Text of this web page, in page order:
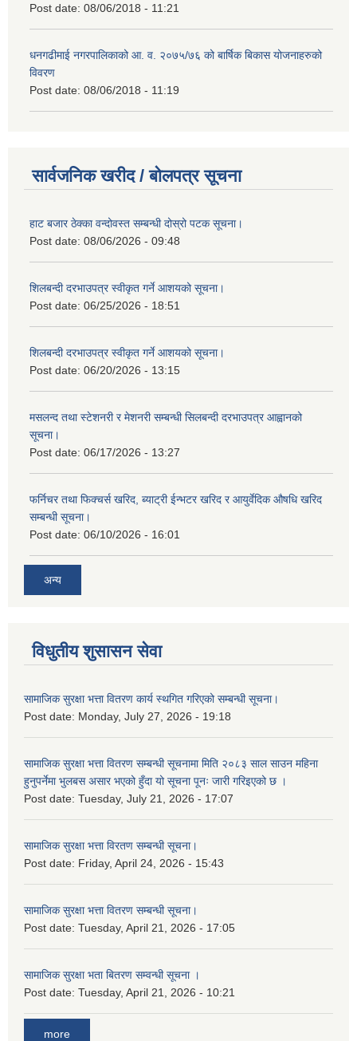
Post date: 08/06/2018 - 11:21
धनगढीमाई नगरपालिकाको आ. व. २०७५/७६ को बार्षिक बिकास योजनाहरुको
विवरण
Post date: 08/06/2018 - 11:19
सार्वजनिक खरीद / बोलपत्र सूचना
हाट बजार ठेक्का वन्दोवस्त सम्बन्धी दोस्रो पटक सूचना।
Post date: 08/06/2026 - 09:48
शिलबन्दी दरभाउपत्र स्वीकृत गर्ने आशयको सूचना।
Post date: 06/25/2026 - 18:51
शिलबन्दी दरभाउपत्र स्वीकृत गर्ने आशयको सूचना।
Post date: 06/20/2026 - 13:15
मसलन्द तथा स्टेशनरी र मेशनरी सम्बन्धी सिलबन्दी दरभाउपत्र आह्वानको
सूचना।
Post date: 06/17/2026 - 13:27
फर्निचर तथा फिक्चर्स खरिद, ब्याट‍्री ईन्भटर खरिद र आयुर्वेदिक औषधि खरिद
सम्बन्धी सूचना।
Post date: 06/10/2026 - 16:01
अन्य
विधुतीय शुसासन सेवा
सामाजिक सुरक्षा भत्ता वितरण कार्य स्थगित गरिएको सम्बन्धी सूचना।
Post date: Monday, July 27, 2026 - 19:18
सामाजिक सुरक्षा भत्ता वितरण सम्बन्धी सूचनामा मिति २०८३ साल साउन महिना
हुनुपर्नेमा भुलबस असार भएको हुँदा यो सूचना पूनः जारी गरिइएको छ ।
Post date: Tuesday, July 21, 2026 - 17:07
सामाजिक सुरक्षा भत्ता विरतण सम्बन्धी सूचना।
Post date: Friday, April 24, 2026 - 15:43
सामाजिक सुरक्षा भत्ता वितरण सम्‍बन्धी सूचना।
Post date: Tuesday, April 21, 2026 - 17:05
सामाजिक सुरक्षा भता बितरण सम्वन्धी सूचना ।
Post date: Tuesday, April 21, 2026 - 10:21
more